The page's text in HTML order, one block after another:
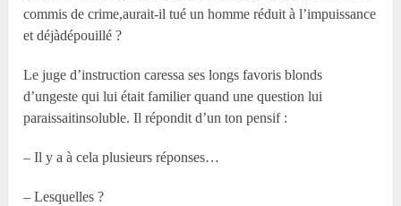
commis de crime,aurait-il tué un homme réduit à l’impuissance
et déjàdépouillé ?
Le juge d’instruction caressa ses longs favoris blonds
d’ungeste qui lui était familier quand une question lui
paraissaitinsoluble. Il répondit d’un ton pensif :
– Il y a à cela plusieurs réponses…
– Lesquelles ?